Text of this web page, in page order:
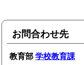
お問合わせ先
教育部学校教育課